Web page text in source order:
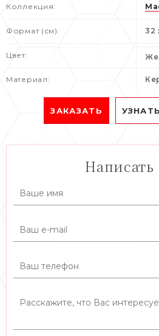
Коллекция:
Формат (см): 32
Цвет:
Материал:
ЗАКАЗАТЬ